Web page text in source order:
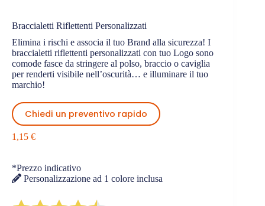
Braccialetti Riflettenti Personalizzati
Elimina i rischi e associa il tuo Brand alla sicurezza! I
braccialetti riflettenti personalizzati con tuo Logo sono
comode fasce da stringere al polso, braccio o caviglia
per renderti visibile nell’oscurità… e illuminare il tuo
marchio!
Chiedi un preventivo rapido
1,15 €
*Prezzo indicativo
Personalizzazione ad 1 colore inclusa